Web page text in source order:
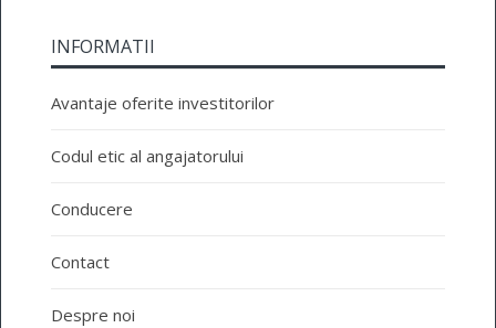
INFORMATII
Avantaje oferite investitorilor
Codul etic al angajatorului
Conducere
Contact
Despre noi